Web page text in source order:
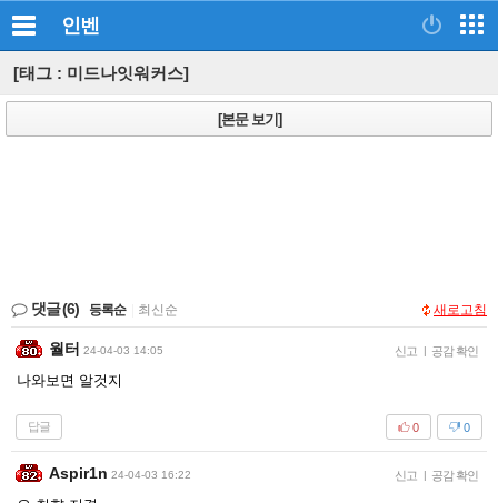
인벤
[태그 : 미드나잇워커스]
[본문 보기]
댓글(6) 등록순 최신순 새로고침
월터 24-04-03 14:05 신고 | 공감 확인
나와보면 알것지
답글 0
0
Aspir1n 24-04-03 16:22 신고 | 공감 확인